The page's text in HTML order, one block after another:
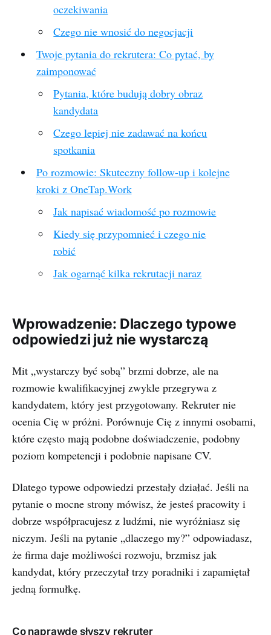
oczekiwania
Czego nie wnosić do negocjacji
Twoje pytania do rekrutera: Co pytać, by
zaimponować
Pytania, które budują dobry obraz
kandydata
Czego lepiej nie zadawać na końcu
spotkania
Po rozmowie: Skuteczny follow-up i kolejne
kroki z OneTap.Work
Jak napisać wiadomość po rozmowie
Kiedy się przypomnieć i czego nie
robić
Jak ogarnąć kilka rekrutacji naraz
Wprowadzenie: Dlaczego typowe
odpowiedzi już nie wystarczą
Mit „wystarczy być sobą” brzmi dobrze, ale na
rozmowie kwalifikacyjnej zwykle przegrywa z
kandydatem, który jest przygotowany. Rekruter nie
ocenia Cię w próżni. Porównuje Cię z innymi osobami,
które często mają podobne doświadczenie, podobny
poziom kompetencji i podobnie napisane CV.
Dlatego typowe odpowiedzi przestały działać. Jeśli na
pytanie o mocne strony mówisz, że jesteś pracowity i
dobrze współpracujesz z ludźmi, nie wyróżniasz się
niczym. Jeśli na pytanie „dlaczego my?” odpowiadasz,
że firma daje możliwości rozwoju, brzmisz jak
kandydat, który przeczytał trzy poradniki i zapamiętał
jedną formułkę.
Co naprawdę słyszy rekruter